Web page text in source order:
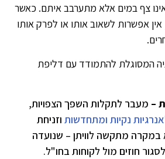
אינו צף במים אלא מתערבב איתם. כאשר
אפשרות לשאוב אותו או לפרק אותו
המסוגלת להתמודד עם דליפת
– מעבר לתקלות השפך הצפויות,
נקיות ומתחדשות וזניחת
מתקשה לוויתן – שנועדה
חוזים מול לקוחות בחו"ל.